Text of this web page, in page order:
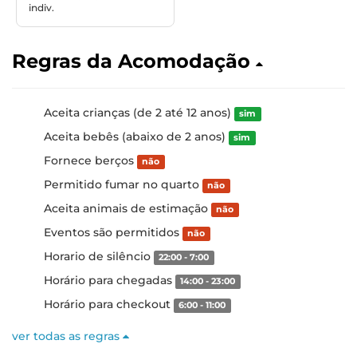
indiv.
Regras da Acomodação
Aceita crianças (de 2 até 12 anos) sim
Aceita bebês (abaixo de 2 anos) sim
Fornece berços não
Permitido fumar no quarto não
Aceita animais de estimação não
Eventos são permitidos não
Horario de silêncio 22:00 - 7:00
Horário para chegadas 14:00 - 23:00
Horário para checkout 6:00 - 11:00
ver todas as regras